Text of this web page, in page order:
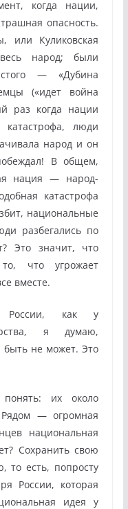
когда нации,
опасность.
или Куликовская
народ; были
— «Дубина
(«идет война
раз когда нации
катастрофа, люди
народ и он
В общем,
нация — народ-
катастрофа
национальные
разбегались по
Это значит, что
что угрожает
вместе.
как у
я думаю,
быть не может. Это
их около
Рядом — огромная
национальная
Сохранить свою
то есть, попросту
России, которая
идея у